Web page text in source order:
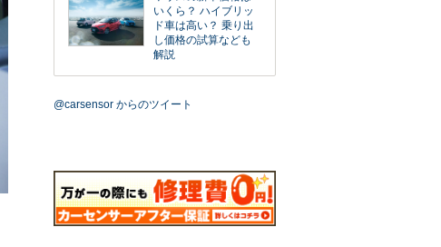
いくら？ ハイブリッ
ド車は高い？ 乗り出
し価格の試算なども
解説
@carsensor からのツイート